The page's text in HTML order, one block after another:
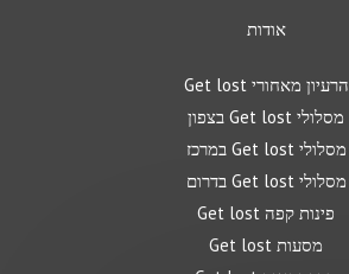
אודות
הרעיון מאחורי Get lost
מסלולי Get lost בצפון
מסלולי Get lost במרכז
מסלולי Get lost בדרום
פינות קפה Get lost
מסעות Get lost